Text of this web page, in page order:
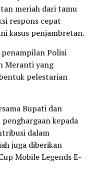
meriah dari tamu
respons cepat
kasus penjambretan.
penampilan Polisi
Meranti yang
pelestarian
Bupati dan
kepada
dalam
juga diberikan
Mobile Legends E-